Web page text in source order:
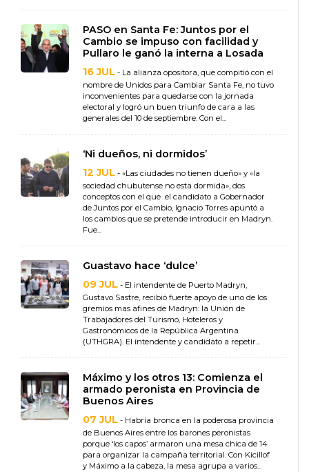
PASO en Santa Fe: Juntos por el
Cambio se impuso con facilidad y
Pullaro le ganó la interna a Losada
16 JUL - La alianza opositora, que compitió con el
nombre de Unidos para Cambiar Santa Fe, no tuvo
inconvenientes para quedarse con la jornada
electoral y logró un buen triunfo de cara a las
generales del 10 de septiembre. Con el...
‘Ni dueños, ni dormidos’
12 JUL - «Las ciudades no tienen dueño» y «la
sociedad chubutense no esta dormida», dos
conceptos con el que el candidato a Gobernador
de Juntos por el Cambio, Ignacio Torres apuntó a
los cambios que se pretende introducir en Madryn.
Fue...
Guastavo hace ‘dulce’
09 JUL - El intendente de Puerto Madryn,
Gustavo Sastre, recibió fuerte apoyo de uno de los
gremios mas afines de Madryn: la Unión de
Trabajadores del Turismo, Hoteleros y
Gastronómicos de la República Argentina
(UTHGRA). El intendente y candidato a repetir...
Máximo y los otros 13: Comienza el
armado peronista en Provincia de
Buenos Aires
07 JUL - Habría bronca en la poderosa provincia
de Buenos Aires entre los barones peronistas
porque ‘los capos’ armaron una mesa chica de 14
para organizar la campaña territorial. Con Kicillof
y Máximo a la cabeza, la mesa agrupa a varios...